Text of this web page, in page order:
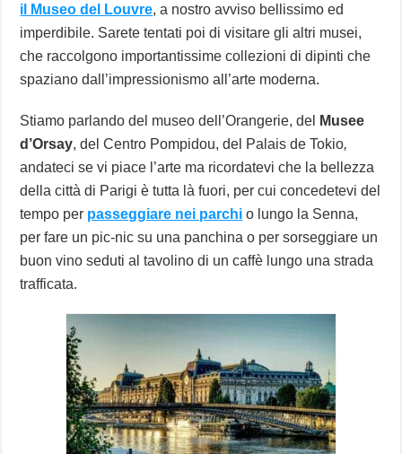
il Museo del Louvre, a nostro avviso bellissimo ed
imperdibile. Sarete tentati poi di visitare gli altri musei,
che raccolgono importantissime collezioni di dipinti che
spaziano dall’impressionismo all’arte moderna.
Stiamo parlando del museo dell’Orangerie, del
Musee
d’Orsay, del Centro Pompidou, del Palais de Tokio,
andateci se vi piace l’arte ma ricordatevi che la bellezza
della città di Parigi è tutta là fuori, per cui concedetevi del
tempo per passeggiare nei parchi o lungo la Senna,
per fare un pic-nic su una panchina o per sorseggiare un
buon vino seduti al tavolino di un caffè lungo una strada
trafficata.